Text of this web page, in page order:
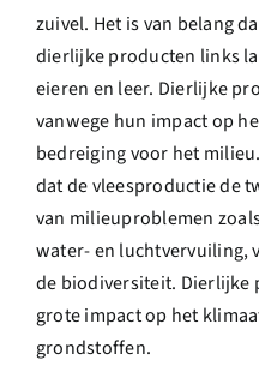
zuivel. Het is van belang
dierlijke producten links
eieren en leer. Dierlijke
vanwege hun impact op
bedreiging voor het
dat de vleesproductie de
van milieuproblemen
water- en luchtvervuiling,
de biodiversiteit. Dierlijke
grote impact op het
grondstoffen.